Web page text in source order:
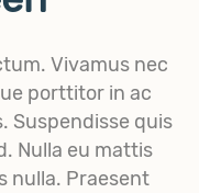
Vivamus nec
porttitor in ac
Suspendisse quis
Nulla eu mattis
nulla. Praesent